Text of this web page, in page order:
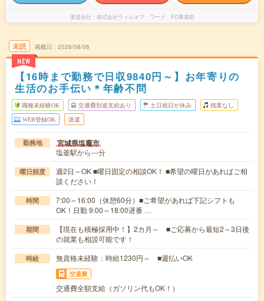
派遣会社 株式会社ウィルオブ・ワーク FO事業部
未読
NEW
掲載日 2026/08/06
【16時まで勤務で日収9840円～】お年寄りの
生活のお手伝い＊年齢不問
職種未経験OK 交通費別途支給あり 土日祝日が休み 残業なし
WEB登録OK 派遣
勤務地 宮城県塩竈市
塩釜駅から---分
曜日頻度
週2日～OK ■曜日固定の相談OK！ ■希望の曜日があればご相
談ください！
時間
7:00～16:00（休憩60分）■ご希望があれば下記シフトも
OK！日勤 9:00～18:00遅番 …
期間
【現在も積極採用中！】2カ月～ ■ご応募から最短2～3日後
の就業も相談可能です！
時給 無資格未経験：時給1230円～ ■週払いOK
交通費
交通費全額支給（ガソリン代もOK！）